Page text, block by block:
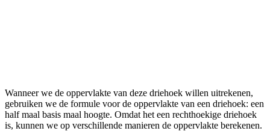
Wanneer we de oppervlakte van deze driehoek willen uitrekenen,
gebruiken we de formule voor de oppervlakte van een driehoek: een
half maal basis maal hoogte. Omdat het een rechthoekige driehoek
is, kunnen we op verschillende manieren de oppervlakte berekenen.